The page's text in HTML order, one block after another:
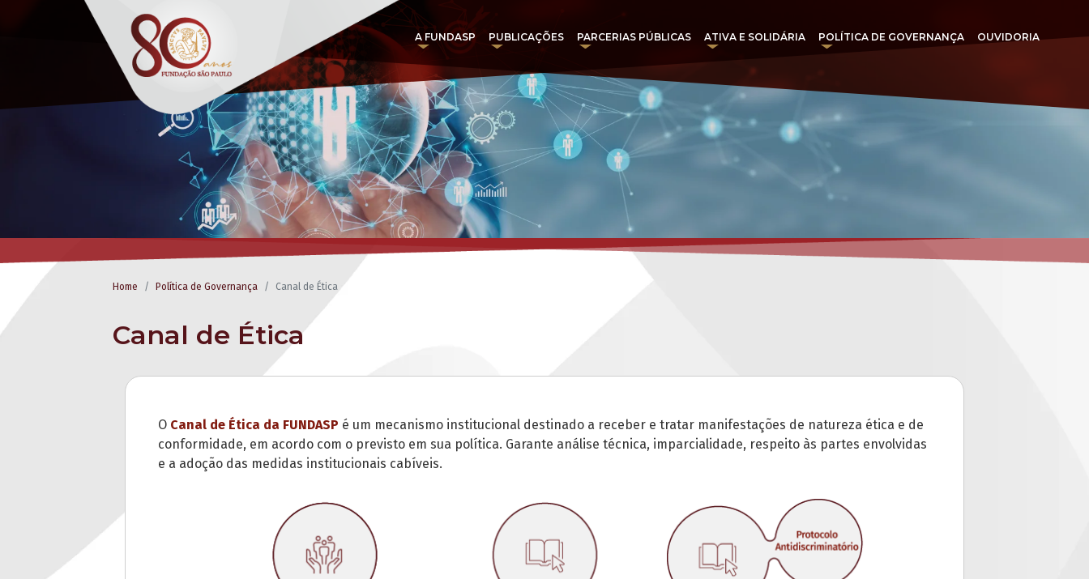
A FUNDASP PUBLICAÇÕES PARCERIAS PÚBLICAS ATIVA E SOLIDÁRIA POLÍTICA DE GOVERNANÇA OUVIDORIA
Home Política de Governança Canal de Ética
Canal de Ética
O Canal de Ética da FUNDASP é um mecanismo institucional destinado a receber e tratar manifestações de natureza ética e de
conformidade, em acordo com o previsto em sua política. Garante análise técnica, imparcialidade, respeito às partes envolvidas
e a adoção das medidas institucionais cabíveis.